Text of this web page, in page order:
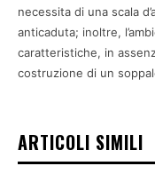
necessita di una scala
anticaduta; inoltre,
caratteristiche, in
costruzione di un
ARTICOLI SIMILI